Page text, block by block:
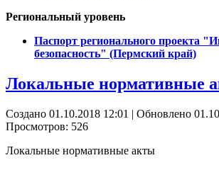
Региональный уровень
Паспорт регионального проекта
безопасность" (Пермский край)
Локальные нормативные
Создано 01.10.2018 12:01 | Обновлено
Просмотров: 526
Локальные нормативные акты